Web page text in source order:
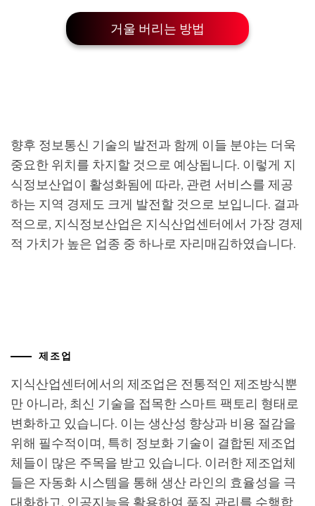
거울 버리는 방법
향후 정보통신 기술의 발전과 함께 이들 분야는 더욱
중요한 위치를 차지할 것으로 예상됩니다. 이렇게 지
식정보산업이 활성화됨에 따라, 관련 서비스를 제공
하는 지역 경제도 크게 발전할 것으로 보입니다. 결과
적으로, 지식정보산업은 지식산업센터에서 가장 경제
적 가치가 높은 업종 중 하나로 자리매김하였습니다.
제조업
지식산업센터에서의 제조업은 전통적인 제조방식뿐
만 아니라, 최신 기술을 접목한 스마트 팩토리 형태로
변화하고 있습니다. 이는 생산성 향상과 비용 절감을
위해 필수적이며, 특히 정보화 기술이 결합된 제조업
체들이 많은 주목을 받고 있습니다. 이러한 제조업체
들은 자동화 시스템을 통해 생산 라인의 효율성을 극
대화하고, 인공지능을 활용하여 품질 관리를 수행합